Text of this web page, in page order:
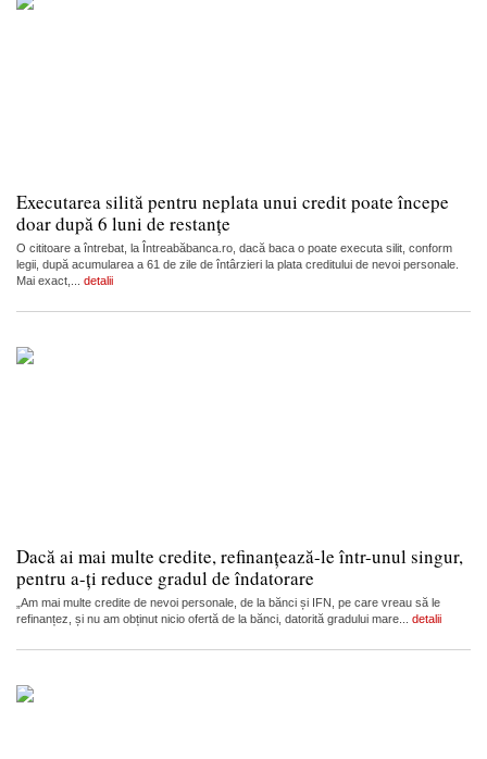
Executarea silită pentru neplata unui credit poate începe
doar după 6 luni de restanțe
O cititoare a întrebat, la Întreabăbanca.ro, dacă baca o poate executa silit, conform
legii, după acumularea a 61 de zile de întârzieri la plata creditului de nevoi personale.
Mai exact,... detalii
Dacă ai mai multe credite, refinanțează-le într-unul singur,
pentru a-ți reduce gradul de îndatorare
„Am mai multe credite de nevoi personale, de la bănci și IFN, pe care vreau să le
refinanțez, și nu am obținut nicio ofertă de la bănci, datorită gradului mare... detalii